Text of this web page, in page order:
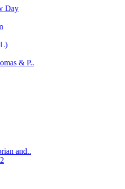
Day
& P..
and..